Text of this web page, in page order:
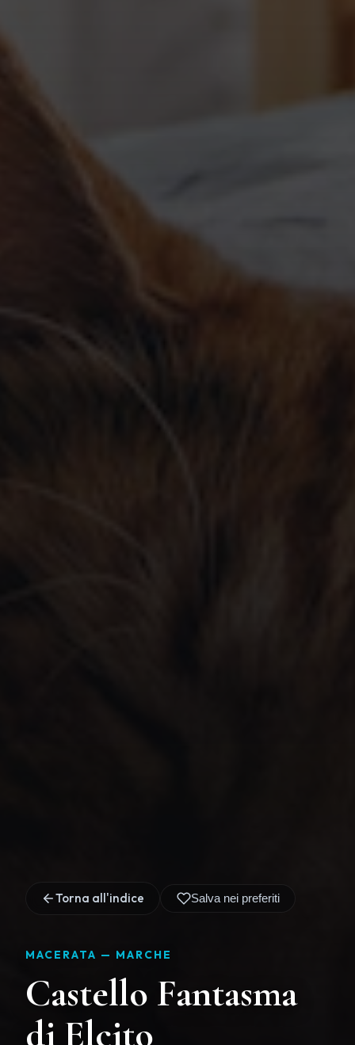
Torna all'indice Salva nei preferiti
MACERATA — MARCHE
Castello Fantasma
di Elcito